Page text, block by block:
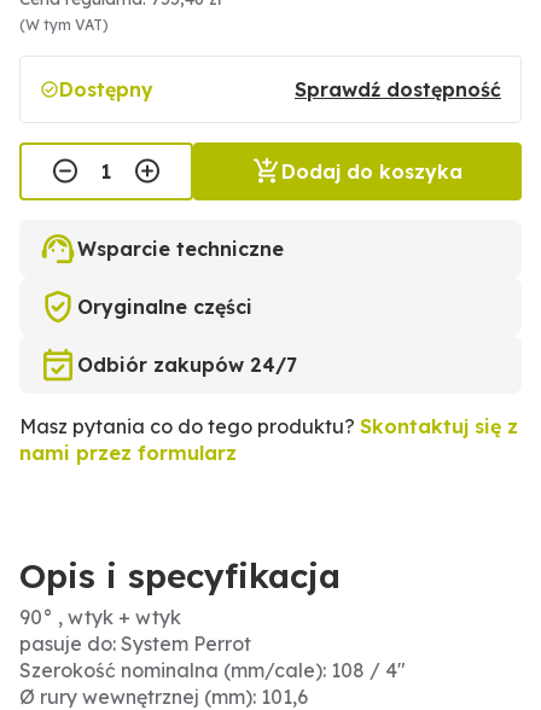
(W tym VAT)
Dostępny Sprawdź dostępność
Dodaj do koszyka
Wsparcie techniczne
Oryginalne części
Odbiór zakupów 24/7
Masz pytania co do tego produktu? Skontaktuj się z
nami przez formularz
Opis i specyfikacja
90° , wtyk + wtyk
pasuje do: System Perrot
Szerokość nominalna (mm/cale): 108 / 4"
Ø rury wewnętrznej (mm): 101,6